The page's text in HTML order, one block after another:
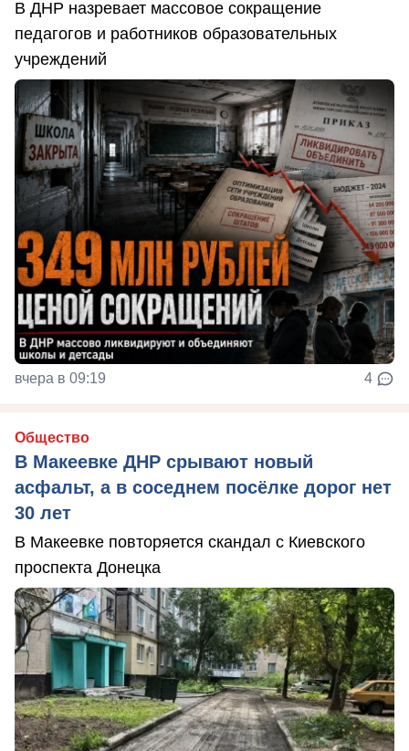
В ДНР назревает массовое сокращение
педагогов и работников образовательных
учреждений
вчера в 09:19 4
Общество
В Макеевке ДНР срывают новый
асфальт, а в соседнем посёлке дорог нет
30 лет
В Макеевке повторяется скандал с Киевского
проспекта Донецка